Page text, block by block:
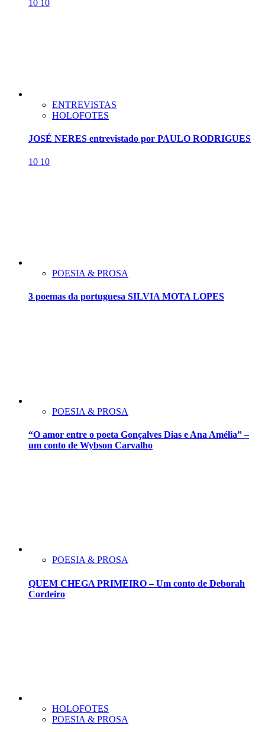
10 10
ENTREVISTAS
HOLOFOTES
JOSÉ NERES entrevistado por PAULO RODRIGUES
10 10
POESIA & PROSA
3 poemas da portuguesa SILVIA MOTA LOPES
POESIA & PROSA
“O amor entre o poeta Gonçalves Dias e Ana Amélia” –
um conto de Wybson Carvalho
POESIA & PROSA
QUEM CHEGA PRIMEIRO – Um conto de Deborah
Cordeiro
HOLOFOTES
POESIA & PROSA